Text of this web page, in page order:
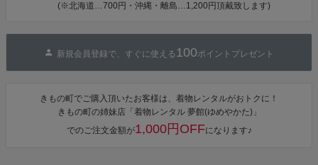
(※北海道…700円・沖縄・離島…1,200円頂戴致します)
新規会員登録で、すぐに使える 100ポイントプレゼント
きもの町でご購入頂いたお客様は、着物レンタルがおトクに！
きもの町の姉妹店「着物レンタル 夢館(ゆめやかた)」
でのご注文金額が1,000円OFFになります♪